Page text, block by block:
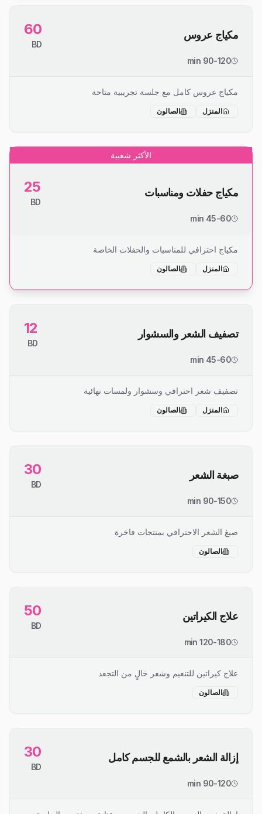
مكياج عروس 60
BD
90-120 min
مكياج عروس كامل مع جلسة تجريبية متاحة
المنزل الصالون
الأكثر شعبية
مكياج حفلات ومناسبات 25
BD
45-60 min
مكياج احترافي للمناسبات والحفلات الخاصة
المنزل الصالون
تصفيف الشعر والسشوار 12
BD
45-60 min
تصفيف شعر احترافي وسشوار ولمسات نهائية
المنزل الصالون
صبغة الشعر 30
BD
90-150 min
صبغ الشعر الاحترافي بمنتجات فاخرة
الصالون
علاج الكيراتين 50
BD
120-180 min
علاج كيراتين للتنعيم وشعر خالٍ من التجعد
الصالون
إزالة الشعر بالشمع للجسم كامل 30
BD
90-120 min